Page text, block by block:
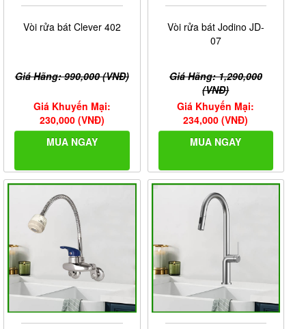
Vòi rửa bát Clever 402
Giá Hãng: 990,000 (VNĐ)
Giá Khuyến Mại:
230,000 (VNĐ)
MUA NGAY
Vòi rửa bát Jodino JD-
07
Giá Hãng: 1,290,000
(VNĐ)
Giá Khuyến Mại:
234,000 (VNĐ)
MUA NGAY